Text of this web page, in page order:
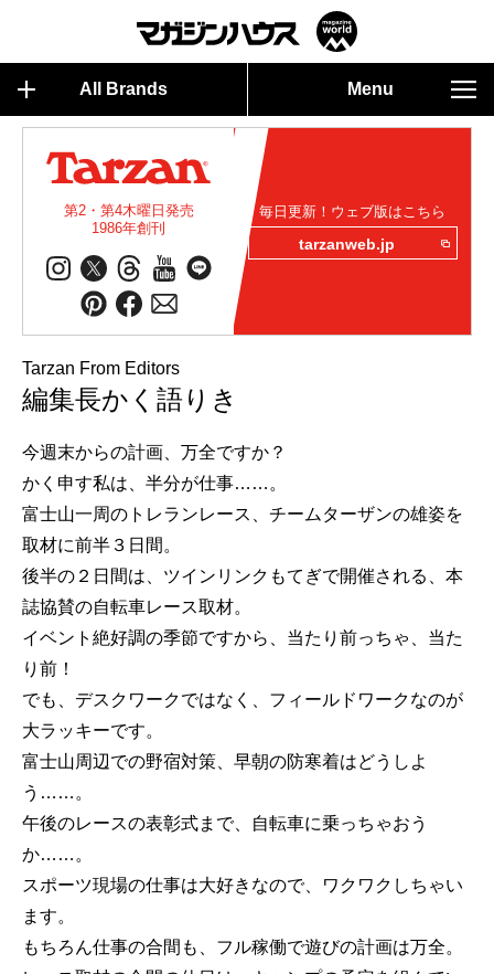
All Brands Menu
第2・第4木曜日発売
1986年創刊
毎日更新！ウェブ版はこちら
tarzanweb.jp
Tarzan From Editors
編集長かく語りき
今週末からの計画、万全ですか？
かく申す私は、半分が仕事……。
富士山一周のトレランレース、チームターザンの雄姿を
取材に前半３日間。
後半の２日間は、ツインリンクもてぎで開催される、本
誌協賛の自転車レース取材。
イベント絶好調の季節ですから、当たり前っちゃ、当た
り前！
でも、デスクワークではなく、フィールドワークなのが
大ラッキーです。
富士山周辺での野宿対策、早朝の防寒着はどうしよ
う……。
午後のレースの表彰式まで、自転車に乗っちゃおう
か……。
スポーツ現場の仕事は大好きなので、ワクワクしちゃい
ます。
もちろん仕事の合間も、フル稼働で遊びの計画は万全。